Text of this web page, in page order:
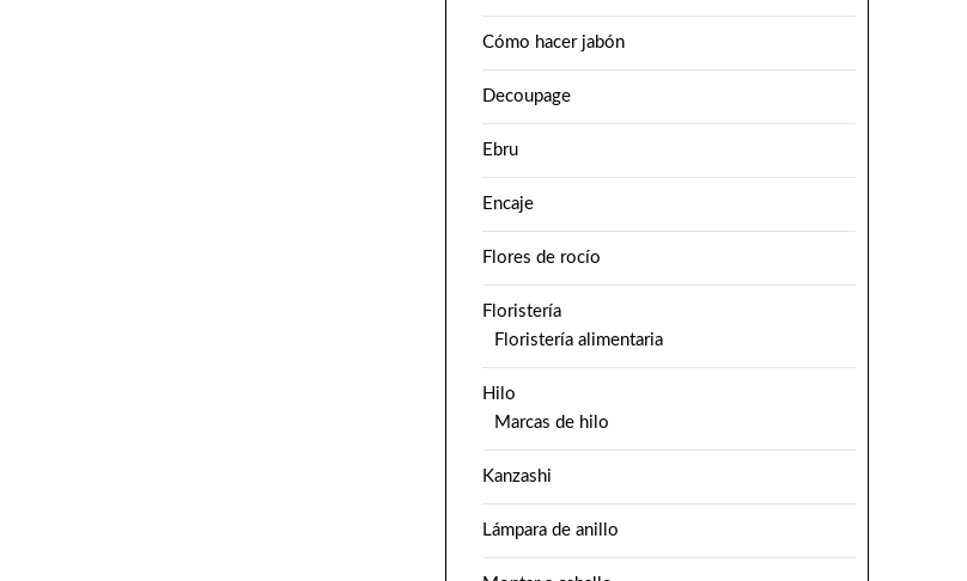
Cómo hacer jabón
Decoupage
Ebru
Encaje
Flores de rocío
Floristería
Floristería alimentaria
Hilo
Marcas de hilo
Kanzashi
Lámpara de anillo